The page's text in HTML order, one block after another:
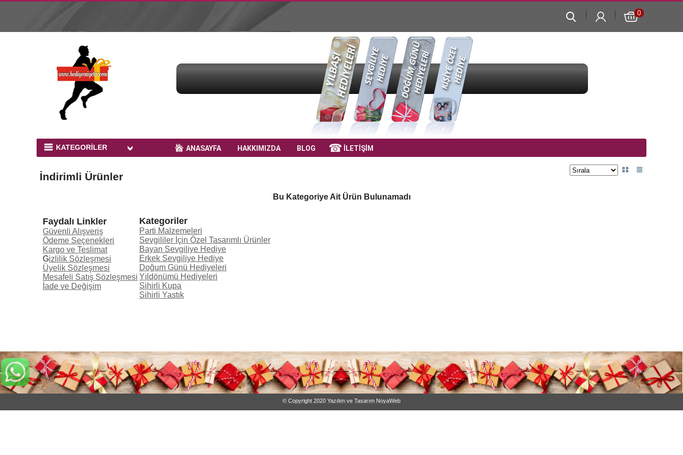
KATEGORİLER
Yastık Baskı
Sihirli Aynalar
Led Modelleri
Çerçeveler
Bujiteri Ürünleri
Hediye Kutuları
Tablo Baskı
İndirimli Ürünler
ANASAYFA HAKKIMIZDA BLOG İLETİŞİM
İndirimli Ürünler
Bu Kategoriye Ait Ürün Bulunamadı
Faydalı Linkler
Güvenli Alışveriş
Ödeme Seçenekleri
Kargo ve Teslimat
Gizlilik Sözleşmesi
Üyelik Sözleşmesi
Mesafeli Satış Sözleşmesi
İade ve Değişim
Kategoriler
Parti Malzemeleri
Sevgililer İçin Özel Tasarımlı Ürünler
Bayan Sevgiliye Hediye
Erkek Sevgiliye Hediye
Doğum Günü Hediyeleri
Yıldönümü Hediyeleri
Sihirli Kupa
Sihirli Yastık
© Copyright 2020 Yazılım ve Tasarım NoyaWeb